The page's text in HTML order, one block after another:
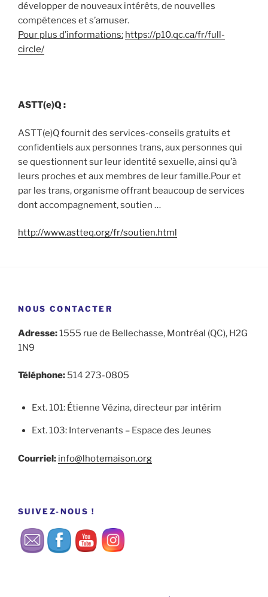
développer de nouveaux intérêts, de nouvelles
compétences et s’amuser.
Pour plus d’informations: https://p10.qc.ca/fr/full-
circle/
ASTT(e)Q :
ASTT(e)Q fournit des services-conseils gratuits et
confidentiels aux personnes trans, aux personnes qui
se questionnent sur leur identité sexuelle, ainsi qu’à
leurs proches et aux membres de leur famille.Pour et
par les trans, organisme offrant beaucoup de services
dont accompagnement, soutien …
http://www.astteq.org/fr/soutien.html
NOUS CONTACTER
Adresse:1555 rue de Bellechasse, Montréal (QC), H2G
1N9
Téléphone: 514 273-0805
Ext. 101: Étienne Vézina, directeur par intérim
Ext. 103: Intervenants – Espace des Jeunes
Courriel: info@lhotemaison.org
SUIVEZ-NOUS !